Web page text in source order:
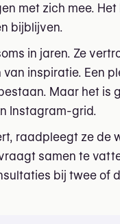
met zich mee.
bijblijven.
in jaren. Ze
inspiratie. Een
Maar het is
Instagram-grid.
raadpleegt ze de
samen te
bij twee of